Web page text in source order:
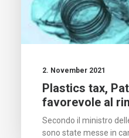
2. November 2021
Plastics tax,
favorevole al
Secondo il ministro
sono state messe in